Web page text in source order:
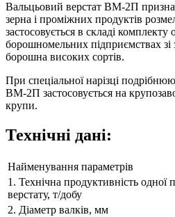
Вальцьовий верстат ВМ-2П
зерна і проміжних продуктів
застосовується в складі
борошномельних підприємствах
борошна високих сортів.
При спеціальної нарізці
ВМ-2П застосовується на
крупи.
Технічні дані:
Найменування параметрів
1. Технічна продуктивність одної
верстату, т/добу
2. Діаметр валків, мм